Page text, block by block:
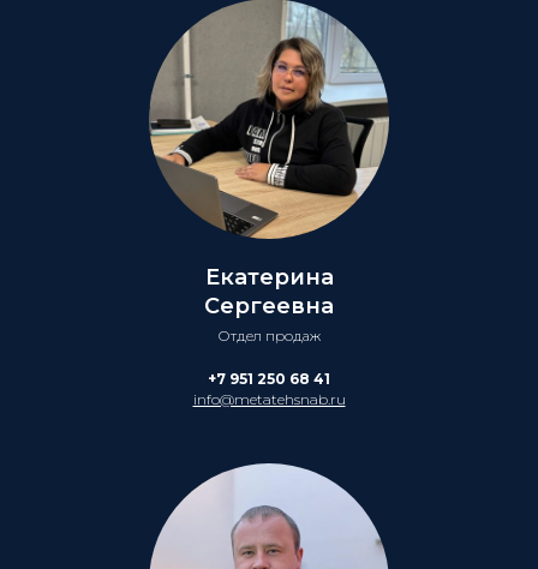
Екатерина
Сергеевна
Отдел продаж
+7 951 250 68 41
info@metatehsnab.ru